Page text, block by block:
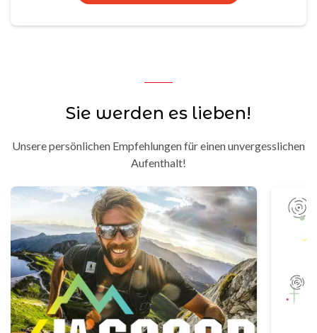
Sie werden es lieben!
Unsere persönlichen Empfehlungen für einen unvergesslichen
Aufenthalt!